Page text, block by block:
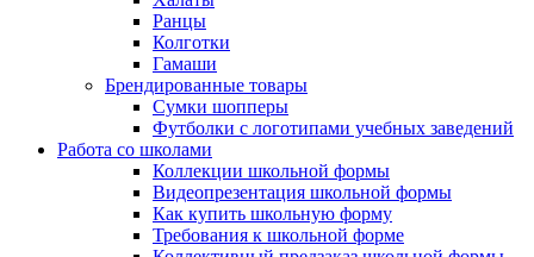
Ранцы
Колготки
Гамаши
Брендированные товары
Сумки шопперы
Футболки с логотипами учебных заведений
Работа со школами
Коллекции школьной формы
Видеопрезентация школьной формы
Как купить школьную форму
Требования к школьной форме